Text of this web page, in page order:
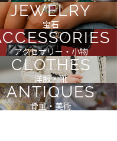
JEWELRY
宝石
アクセサリー・小物
CLOTHES
洋服・靴
ANTIQUES
骨董・美術